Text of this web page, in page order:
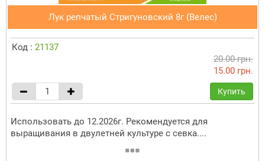
Лук репчатый Стригуновский 8г (Велес)
Код : 21137
20.00 грн.
15.00 грн.
Купить
Использовать до 12.2026г. Рекомендуется для
выращивания в двулетней культуре с севка....